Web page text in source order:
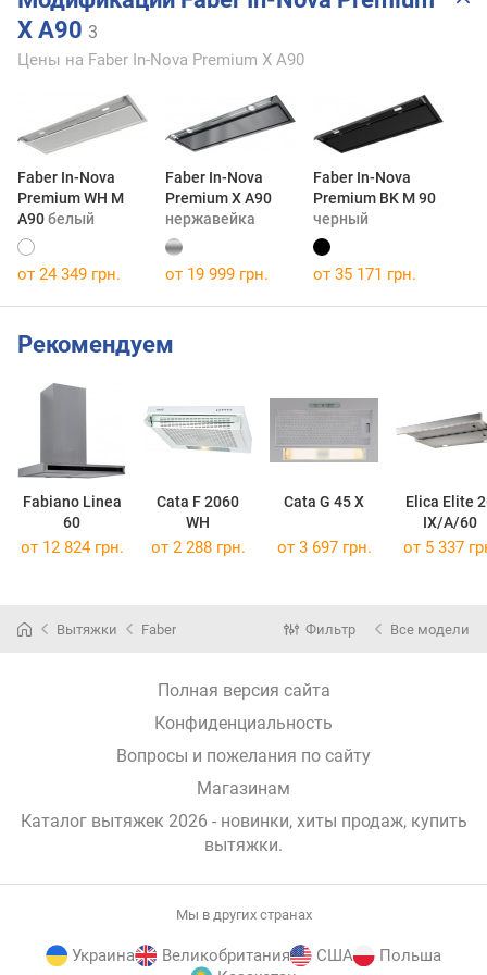
X A90 3
Цены на Faber In-Nova Premium X A90
Faber In-Nova
Premium WH M
A90белый
Faber In-Nova
Premium X A90
нержавейка
Faber In-Nova
Premium BK M 90
черный
от 24 349 грн. от 19 999 грн. от 35 171 грн.
Рекомендуем
Fabiano Linea
60
Cata F 2060
WH
Cata G 45 X
Elica Elite
IX/A/60
от 12 824 грн. от 2 288 грн. от 3 697 грн. от 5 337
Вытяжки Faber Фильтр Все модели
Полная версия сайта
Конфиденциальность
Вопросы и пожелания по сайту
Магазинам
Каталог вытяжек 2026 - новинки, хиты продаж, купить
вытяжки.
Мы в других странах
Украина Великобритания США
Польша